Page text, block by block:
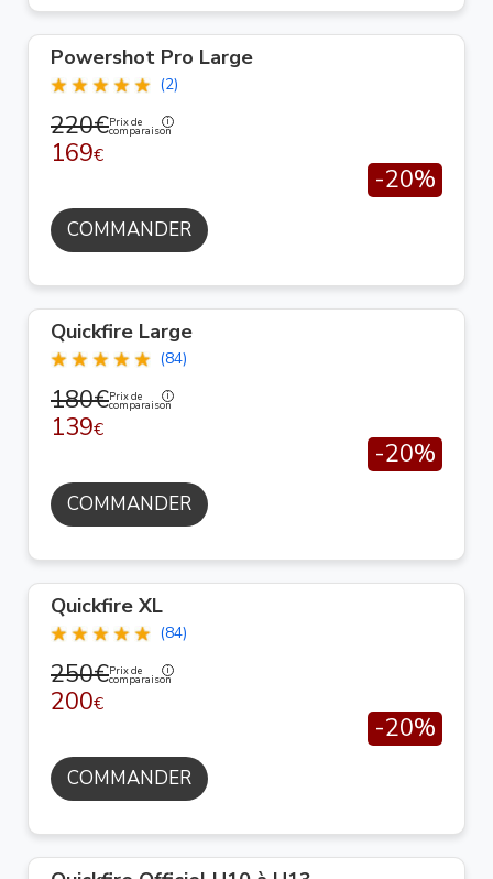
Powershot Pro Large
(2)
220€Prix de
comparaison
169€
-20%
COMMANDER
Quickfire Large
(84)
180€Prix de
comparaison
139€
-20%
COMMANDER
Quickfire XL
(84)
250€Prix de
comparaison
200€
-20%
COMMANDER